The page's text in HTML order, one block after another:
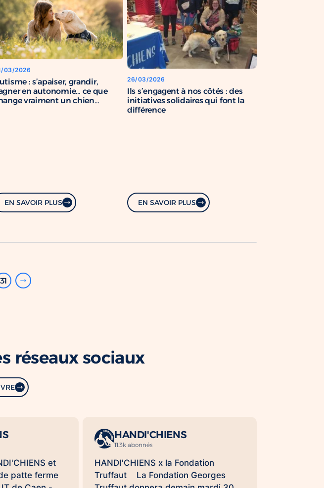
03/2026
: s’apaiser, grandir,
en autonomie… ce que
vraiment un chien
EN SAVOIR PLUS
26/03/2026
Ils s’engagent à nos côtés : des
initiatives solidaires qui font la
différence
EN SAVOIR PLUS
31
réseaux sociaux
et
patte ferme
HANDI'CHIENS
11.3k abonnés
HANDI'CHIENS x la Fondation
Truffaut La Fondation Georges